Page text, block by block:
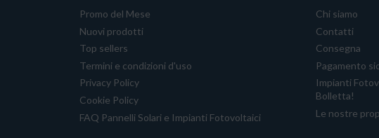
Promo del Mese
Nuovi prodotti
Top sellers
Termini e condizioni d'uso
Privacy Policy
Cookie Policy
FAQ Pannelli Solari e Impianti Fotovoltaici
Chi siamo
Contatti
Consegna
Pagamento
Impianti
Bolletta!
Le nostre